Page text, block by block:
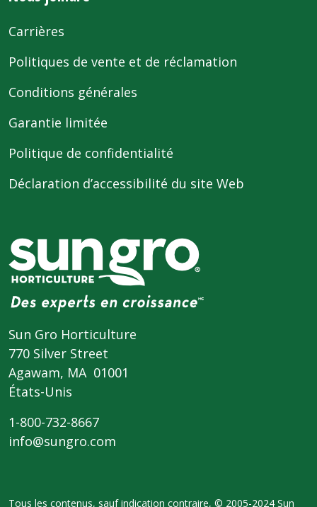
Carrières
Politiques de vente et de réclamation
Conditions générales
Garantie limitée
Politique de confidentialité
Déclaration d’accessibilité du site Web
Sun Gro Horticulture
770 Silver Street
Agawam, MA 01001
États-Unis
1-800-732-8667
info@sungro.com
Tous les contenus, sauf indication contraire, © 2005-2024 Sun